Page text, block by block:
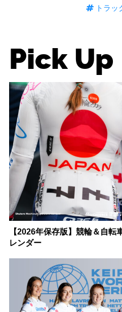
トラッ
Pick Up
【2026年保存版】競輪＆自転
レンダー